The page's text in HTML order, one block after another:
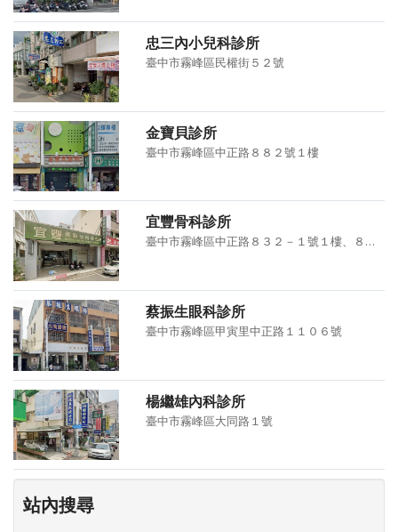
忠三內小兒科診所
臺中市霧峰區民權街５２號
金寶貝診所
臺中市霧峰區中正路８８２號１樓
宜豐骨科診所
臺中市霧峰區中正路８３２－１號１樓、８３６號１樓
蔡振生眼科診所
臺中市霧峰區甲寅里中正路１１０６號
楊繼雄內科診所
臺中市霧峰區大同路１號
站內搜尋